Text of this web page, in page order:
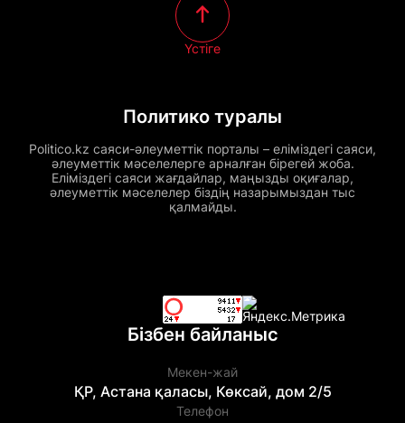
Политико туралы
Politico.kz саяси-әлеуметтік порталы – еліміздегі саяси,
әлеуметтік мәселелерге арналған бірегей жоба.
Еліміздегі саяси жағдайлар, маңызды оқиғалар,
әлеуметтік мәселелер біздің назарымыздан тыс
қалмайды.
Үстіге
Бізбен байланыс
Мекен-жай
ҚР, Астана қаласы, Көксай, дом 2/5
Телефон